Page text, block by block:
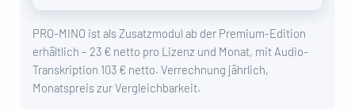
PRO-MINO ist als Zusatzmodul ab der Premium-Edition
erhältlich – 23 € netto pro Lizenz und Monat, mit Audio-
Transkription 103 € netto. Verrechnung jährlich,
Monatspreis zur Vergleichbarkeit.